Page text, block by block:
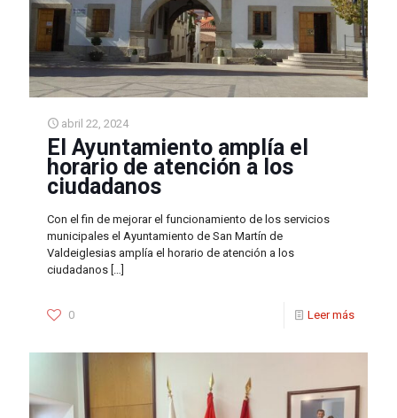
abril 22, 2024
El Ayuntamiento amplía el
horario de atención a los
ciudadanos
Con el fin de mejorar el funcionamiento de los servicios
municipales el Ayuntamiento de San Martín de
Valdeiglesias amplía el horario de atención a los
ciudadanos
0 Leer más